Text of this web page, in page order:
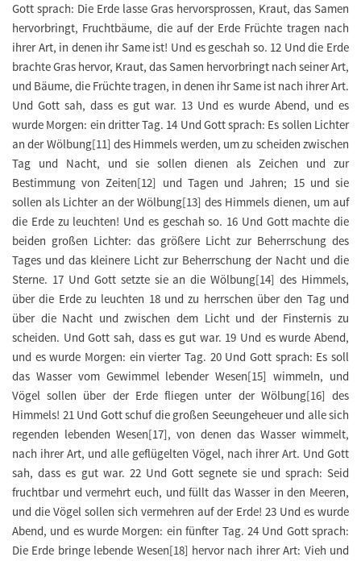
Gott sprach: Die Erde lasse Gras hervorsprossen, Kraut, das Samen
hervorbringt, Fruchtbäume, die auf der Erde Früchte tragen nach
ihrer Art, in denen ihr Same ist! Und es geschah so. 12 Und die Erde
brachte Gras hervor, Kraut, das Samen hervorbringt nach seiner Art,
und Bäume, die Früchte tragen, in denen ihr Same ist nach ihrer Art.
Und Gott sah, dass es gut war. 13 Und es wurde Abend, und es
wurde Morgen: ein dritter Tag. 14 Und Gott sprach: Es sollen Lichter
an der Wölbung[11] des Himmels werden, um zu scheiden zwischen
Tag und Nacht, und sie sollen dienen als Zeichen und zur
Bestimmung von Zeiten[12] und Tagen und Jahren; 15 und sie
sollen als Lichter an der Wölbung[13] des Himmels dienen, um auf
die Erde zu leuchten! Und es geschah so. 16 Und Gott machte die
beiden großen Lichter: das größere Licht zur Beherrschung des
Tages und das kleinere Licht zur Beherrschung der Nacht und die
Sterne. 17 Und Gott setzte sie an die Wölbung[14] des Himmels,
über die Erde zu leuchten 18 und zu herrschen über den Tag und
über die Nacht und zwischen dem Licht und der Finsternis zu
scheiden. Und Gott sah, dass es gut war. 19 Und es wurde Abend,
und es wurde Morgen: ein vierter Tag. 20 Und Gott sprach: Es soll
das Wasser vom Gewimmel lebender Wesen[15] wimmeln, und
Vögel sollen über der Erde fliegen unter der Wölbung[16] des
Himmels! 21 Und Gott schuf die großen Seeungeheuer und alle sich
regenden lebenden Wesen[17], von denen das Wasser wimmelt,
nach ihrer Art, und alle geflügelten Vögel, nach ihrer Art. Und Gott
sah, dass es gut war. 22 Und Gott segnete sie und sprach: Seid
fruchtbar und vermehrt euch, und füllt das Wasser in den Meeren,
und die Vögel sollen sich vermehren auf der Erde! 23 Und es wurde
Abend, und es wurde Morgen: ein fünfter Tag. 24 Und Gott sprach:
Die Erde bringe lebende Wesen[18] hervor nach ihrer Art: Vieh und